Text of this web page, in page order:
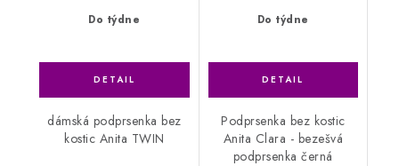
Do týdne
dámská podprsenka bez
kostic Anita TWIN
Do týdne
Podprsenka bez kostic
Anita Clara - bezešvá
podprsenka černá